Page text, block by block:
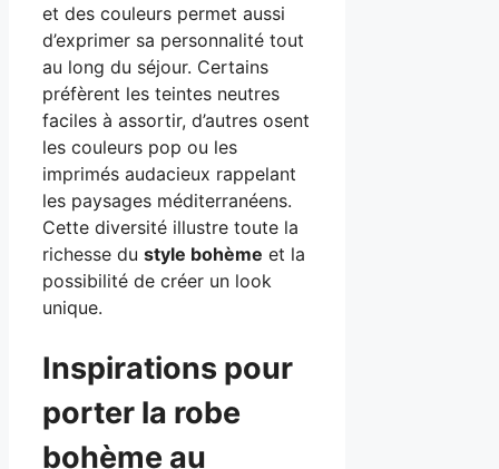
et des couleurs permet aussi
d’exprimer sa personnalité tout
au long du séjour. Certains
préfèrent les teintes neutres
faciles à assortir, d’autres osent
les couleurs pop ou les
imprimés audacieux rappelant
les paysages méditerranéens.
Cette diversité illustre toute la
richesse du style bohème et la
possibilité de créer un look
unique.
Inspirations pour
porter la robe
bohème au